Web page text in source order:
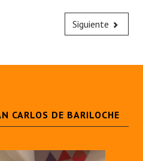
Siguiente
CARLOS DE BARILOCHE